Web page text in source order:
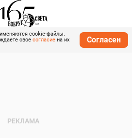
cookie-файлы.
свое согласие на их
Согласен